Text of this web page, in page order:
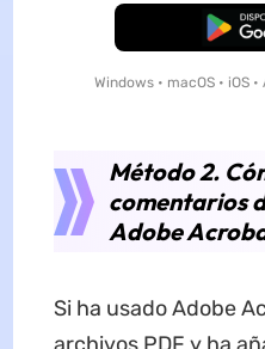
Windows • macOS • iOS
Método 2.
comentarios
Adobe
Si ha usado Adobe